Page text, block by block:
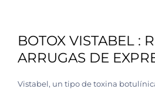
BOTOX VISTABEL :
ARRUGAS DE
Vistabel, un tipo de toxina